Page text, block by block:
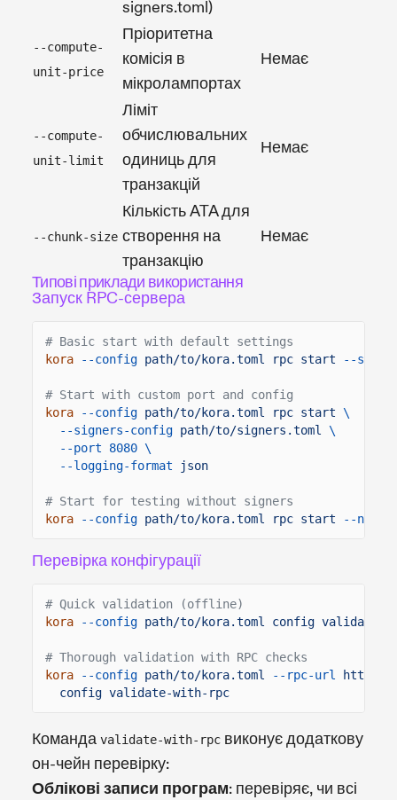
signers.toml)
--compute-
unit-price
Пріоритетна
комісія в
мікролампортах
Немає
--compute-
unit-limit
Ліміт
обчислювальних
одиниць для
транзакцій
Немає
--chunk-size
Кількість ATA для
створення на
транзакцію
Немає
Типові приклади використання
Запуск RPC-сервера
# Basic start with default settings
kora
--config path/to/kora.toml rpc start --
# Start with custom port and config
kora
--config path/to/kora.toml rpc start \
--signers-config path/to/signers.toml
\
--port 8080 \
--logging-format
json
# Start for testing without signers
kora
--config path/to/kora.toml rpc start --no-
Перевірка конфігурації
# Quick validation (offline)
kora
--config path/to/kora.toml config validate
# Thorough validation with RPC checks
kora
--config path/to/kora.toml --rpc-url
https://
config validate-with-rpc
Команда validate-with-rpc виконує додаткову
он-чейн перевірку:
Облікові записи програм: перевіряє, чи всі